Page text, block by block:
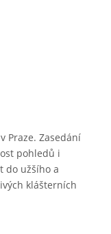
Praze. Zasedání
pohledů i
do užšího a
klášterních